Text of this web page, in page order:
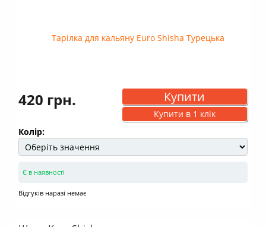
420 грн. Купити
Купити в 1 клік
Колір:
Є в наявності
Відгуків наразі немає